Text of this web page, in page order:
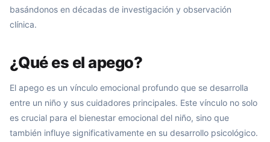
basándonos en décadas de investigación y observación
clínica.
¿Qué es el apego?
El apego es un vínculo emocional profundo que se desarrolla
entre un niño y sus cuidadores principales. Este vínculo no solo
es crucial para el bienestar emocional del niño, sino que
también influye significativamente en su desarrollo psicológico.